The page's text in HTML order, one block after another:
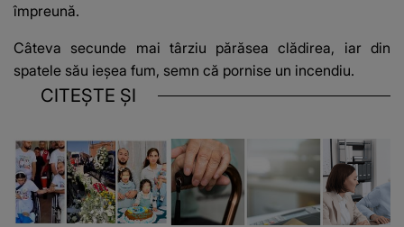
împreună.
Câteva secunde mai târziu părăsea clădirea, iar din
spatele său ieșea fum, semn că pornise un incendiu.
CITEȘTE ȘI